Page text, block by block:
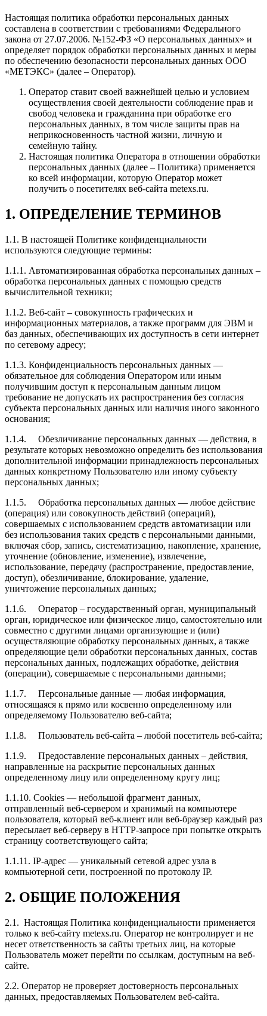
Настоящая политика обработки персональных данных
составлена в соответствии с требованиями Федерального
закона от 27.07.2006. №152-ФЗ «О персональных данных» и
определяет порядок обработки персональных данных и меры
по обеспечению безопасности персональных данных ООО
«МЕТЭКС» (далее – Оператор).
Оператор ставит своей важнейшей целью и условием
осуществления своей деятельности соблюдение прав и
свобод человека и гражданина при обработке его
персональных данных, в том числе защиты прав на
неприкосновенность частной жизни, личную и
семейную тайну.
Настоящая политика Оператора в отношении обработки
персональных данных (далее – Политика) применяется
ко всей информации, которую Оператор может
получить о посетителях веб-сайта metexs.ru.
1. ОПРЕДЕЛЕНИЕ ТЕРМИНОВ
1.1. В настоящей Политике конфиденциальности
используются следующие термины:
1.1.1. Автоматизированная обработка персональных данных –
обработка персональных данных с помощью средств
вычислительной техники;
1.1.2. Веб-сайт – совокупность графических и
информационных материалов, а также программ для ЭВМ и
баз данных, обеспечивающих их доступность в сети интернет
по сетевому адресу;
1.1.3. Конфиденциальность персональных данных —
обязательное для соблюдения Оператором или иным
получившим доступ к персональным данным лицом
требование не допускать их распространения без согласия
субъекта персональных данных или наличия иного законного
основания;
1.1.4. Обезличивание персональных данных — действия, в
результате которых невозможно определить без использования
дополнительной информации принадлежность персональных
данных конкретному Пользователю или иному субъекту
персональных данных;
1.1.5. Обработка персональных данных — любое действие
(операция) или совокупность действий (операций),
совершаемых с использованием средств автоматизации или
без использования таких средств с персональными данными,
включая сбор, запись, систематизацию, накопление, хранение,
уточнение (обновление, изменение), извлечение,
использование, передачу (распространение, предоставление,
доступ), обезличивание, блокирование, удаление,
уничтожение персональных данных;
1.1.6. Оператор – государственный орган, муниципальный
орган, юридическое или физическое лицо, самостоятельно или
совместно с другими лицами организующие и (или)
осуществляющие обработку персональных данных, а также
определяющие цели обработки персональных данных, состав
персональных данных, подлежащих обработке, действия
(операции), совершаемые с персональными данными;
1.1.7. Персональные данные — любая информация,
относящаяся к прямо или косвенно определенному или
определяемому Пользователю веб-сайта;
1.1.8. Пользователь веб-сайта – любой посетитель веб-сайта;
1.1.9. Предоставление персональных данных – действия,
направленные на раскрытие персональных данных
определенному лицу или определенному кругу лиц;
1.1.10. Cookies — небольшой фрагмент данных,
отправленный веб-сервером и хранимый на компьютере
пользователя, который веб-клиент или веб-браузер каждый раз
пересылает веб-серверу в HTTP-запросе при попытке открыть
страницу соответствующего сайта;
1.1.11. IP-адрес — уникальный сетевой адрес узла в
компьютерной сети, построенной по протоколу IP.
2. ОБЩИЕ ПОЛОЖЕНИЯ
2.1. Настоящая Политика конфиденциальности применяется
только к веб-сайту metexs.ru. Оператор не контролирует и не
несет ответственность за сайты третьих лиц, на которые
Пользователь может перейти по ссылкам, доступным на веб-
сайте.
2.2. Оператор не проверяет достоверность персональных
данных, предоставляемых Пользователем веб-сайта.